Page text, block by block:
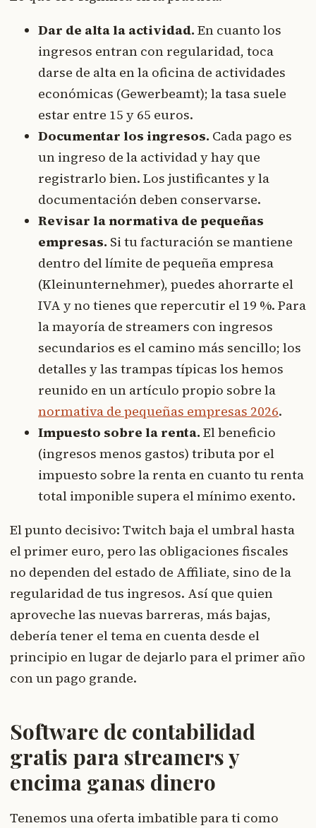
Dar de alta la actividad. En cuanto los
ingresos entran con regularidad, toca
darse de alta en la oficina de actividades
económicas (Gewerbeamt); la tasa suele
estar entre 15 y 65 euros.
Documentar los ingresos. Cada pago es
un ingreso de la actividad y hay que
registrarlo bien. Los justificantes y la
documentación deben conservarse.
Revisar la normativa de pequeñas
empresas. Si tu facturación se mantiene
dentro del límite de pequeña empresa
(Kleinunternehmer), puedes ahorrarte el
IVA y no tienes que repercutir el 19 %. Para
la mayoría de streamers con ingresos
secundarios es el camino más sencillo; los
detalles y las trampas típicas los hemos
reunido en un artículo propio sobre la
normativa de pequeñas empresas 2026.
Impuesto sobre la renta. El beneficio
(ingresos menos gastos) tributa por el
impuesto sobre la renta en cuanto tu renta
total imponible supera el mínimo exento.
El punto decisivo: Twitch baja el umbral hasta
el primer euro, pero las obligaciones fiscales
no dependen del estado de Affiliate, sino de la
regularidad de tus ingresos. Así que quien
aproveche las nuevas barreras, más bajas,
debería tener el tema en cuenta desde el
principio en lugar de dejarlo para el primer año
con un pago grande.
Software de contabilidad
gratis para streamers y
encima ganas dinero
Tenemos una oferta imbatible para ti como